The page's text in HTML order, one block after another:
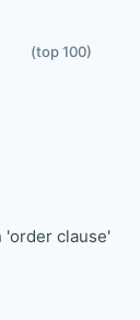
(top 100)
'order clause'